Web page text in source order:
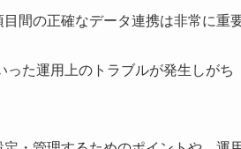
間の正確なデータ連携は非常に重
た運用上のトラブルが発生しがち